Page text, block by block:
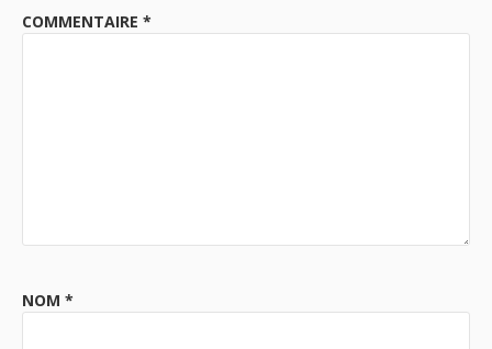
COMMENTAIRE *
NOM *